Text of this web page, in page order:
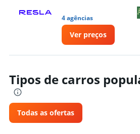
4 agências
Ver preços
Tipos de carros
Todas as ofertas